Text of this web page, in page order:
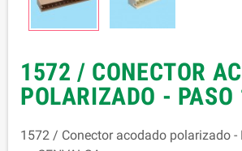
1572 / CONECTOR
POLARIZADO -
1572 / Conector acodado polarizado -